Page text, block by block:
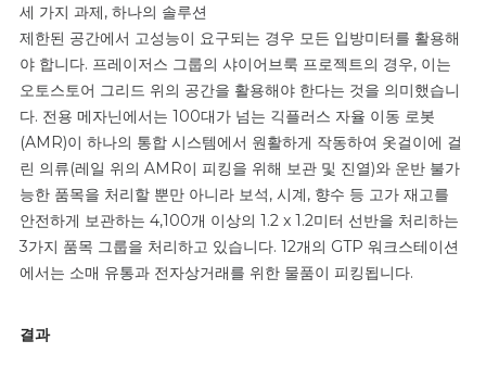
세 가지 과제, 하나의 솔루션
제한된 공간에서 고성능이 요구되는 경우 모든 입방미터를 활용해
야 합니다. 프레이저스 그룹의 샤이어브룩 프로젝트의 경우, 이는
오토스토어 그리드 위의 공간을 활용해야 한다는 것을 의미했습니
다. 전용 메자닌에서는 100대가 넘는 긱플러스 자율 이동 로봇
(AMR)이 하나의 통합 시스템에서 원활하게 작동하여 옷걸이에 걸
린 의류(레일 위의 AMR이 피킹을 위해 보관 및 진열)와 운반 불가
능한 품목을 처리할 뿐만 아니라 보석, 시계, 향수 등 고가 재고를
안전하게 보관하는 4,100개 이상의 1.2 x 1.2미터 선반을 처리하는
3가지 품목 그룹을 처리하고 있습니다. 12개의 GTP 워크스테이션
에서는 소매 유통과 전자상거래를 위한 물품이 피킹됩니다.
결과